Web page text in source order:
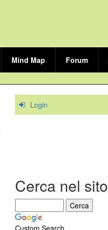
Mind Map Forum
Login
Cerca nel sito